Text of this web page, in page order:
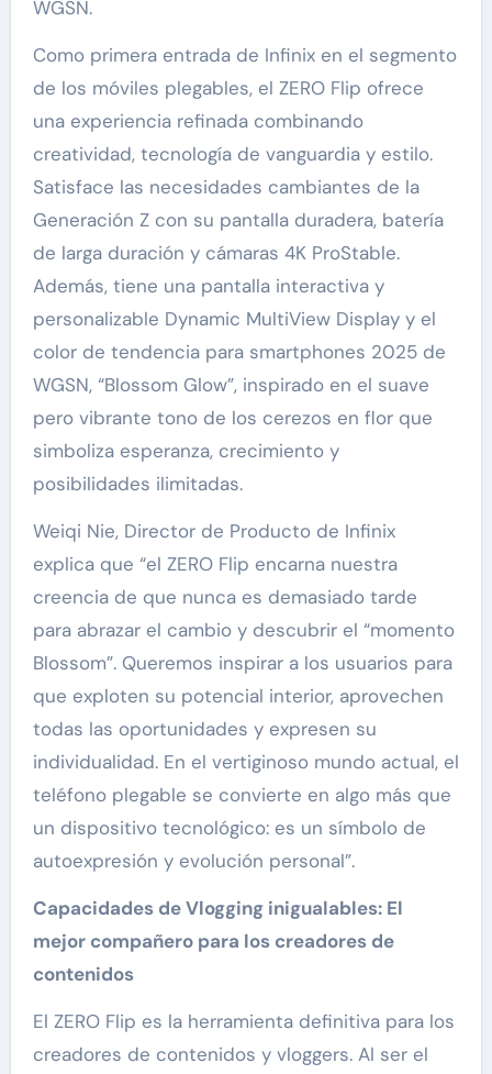
WGSN.
Como primera entrada de Infinix en el segmento
de los móviles plegables, el ZERO Flip ofrece
una experiencia refinada combinando
creatividad, tecnología de vanguardia y estilo.
Satisface las necesidades cambiantes de la
Generación Z con su pantalla duradera, batería
de larga duración y cámaras 4K ProStable.
Además, tiene una pantalla interactiva y
personalizable Dynamic MultiView Display y el
color de tendencia para smartphones 2025 de
WGSN, “Blossom Glow”, inspirado en el suave
pero vibrante tono de los cerezos en flor que
simboliza esperanza, crecimiento y
posibilidades ilimitadas.
Weiqi Nie, Director de Producto de Infinix
explica que “el ZERO Flip encarna nuestra
creencia de que nunca es demasiado tarde
para abrazar el cambio y descubrir el “momento
Blossom”. Queremos inspirar a los usuarios para
que exploten su potencial interior, aprovechen
todas las oportunidades y expresen su
individualidad. En el vertiginoso mundo actual, el
teléfono plegable se convierte en algo más que
un dispositivo tecnológico: es un símbolo de
autoexpresión y evolución personal”.
Capacidades de Vlogging inigualables: El
mejor compañero para los creadores de
contenidos
El ZERO Flip es la herramienta definitiva para los
creadores de contenidos y vloggers. Al ser el